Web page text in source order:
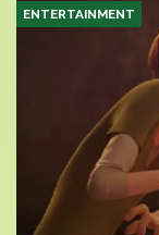
ENTERTAINMENT